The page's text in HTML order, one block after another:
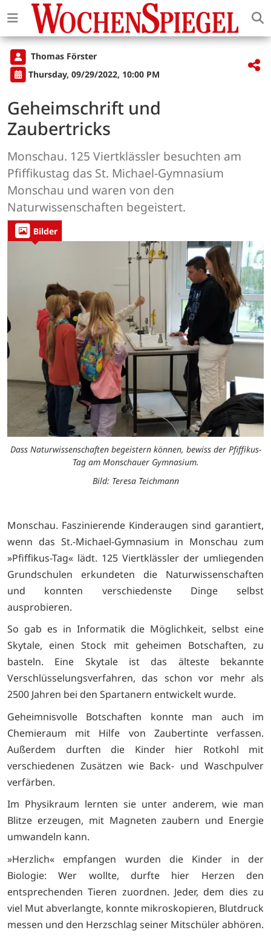
Thomas Förster
Thursday, 09/29/2022, 10:00 PM
Geheimschrift und
Zaubertricks
Monschau. 125 Viertklässler besuchten am
Pfiffikustag das St. Michael-Gymnasium
Monschau und waren von den
Naturwissenschaften begeistert.
Bilder
Dass Naturwissenschaften begeistern können, bewiss der Pfiffikus-
Tag am Monschauer Gymnasium.
Bild: Teresa Teichmann
Monschau. Faszinierende Kinderaugen sind garantiert,
wenn das St.-Michael-Gymnasium in Monschau zum
»Pfiffikus-Tag« lädt. 125 Viertklässler der umliegenden
Grundschulen erkundeten die Naturwissenschaften
und konnten verschiedenste Dinge selbst
ausprobieren.
So gab es in Informatik die Möglichkeit, selbst eine
Skytale, einen Stock mit geheimen Botschaften, zu
basteln. Eine Skytale ist das älteste bekannte
Verschlüsselungsverfahren, das schon vor mehr als
2500 Jahren bei den Spartanern entwickelt wurde.
Geheimnisvolle Botschaften konnte man auch im
Chemieraum mit Hilfe von Zaubertinte verfassen.
Außerdem durften die Kinder hier Rotkohl mit
verschiedenen Zusätzen wie Back- und Waschpulver
verfärben.
Im Physikraum lernten sie unter anderem, wie man
Blitze erzeugen, mit Magneten zaubern und Energie
umwandeln kann.
»Herzlich« empfangen wurden die Kinder in der
Biologie: Wer wollte, durfte hier Herzen den
entsprechenden Tieren zuordnen. Jeder, dem dies zu
viel Mut abverlangte, konnte mikroskopieren, Blutdruck
messen und den Herzschlag seiner Mitschüler abhören.